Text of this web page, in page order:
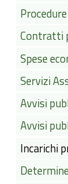
Contratti
Spese
Servizi
Avvisi
Avvisi
Incarichi